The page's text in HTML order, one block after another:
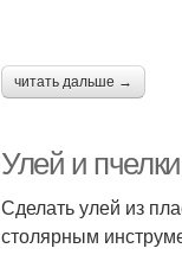
читать дальше →
Улей и
Сделать улей из
столярным